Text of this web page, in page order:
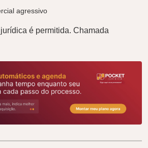
agressivo
é permitida. Chamada